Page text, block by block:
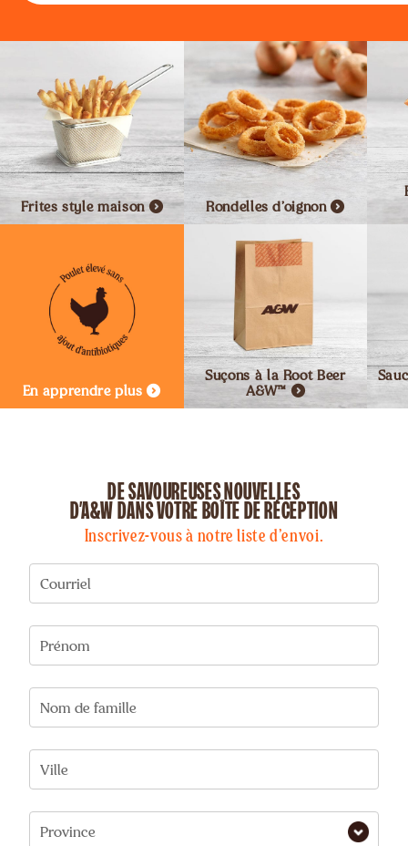
Frites style maison Rondelles d’oignon
En apprendre plus
Suçons à la Root Beer
A&W™
DE SAVOUREUSES NOUVELLES
D’A&W DANS VOTRE BOÎTE DE RÉCEPTION
Inscrivez-vous à notre liste d’envoi.
Courriel
Prénom
Nom de famille
Ville
Province